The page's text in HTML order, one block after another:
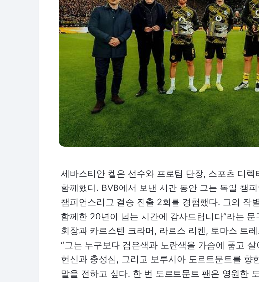
세바스티안 켈은 선수와 프로팀 단장, 스포츠 디
함께했다. BVB에서 보낸 시간 동안 그는 독일 챔
챔피언스리그 결승 진출 2회를 경험했다. 그의 작
함께한 20년이 넘는 시간에 감사드립니다”라는
회장과 카르스텐 크라머, 라르스 리켄, 토마스 트
“그는 누구보다 검은색과 노란색을 가슴에 품고
헌신과 충성심, 그리고 보루시아 도르트문트를 향
말을 전하고 싶다. 한 번 도르트문트 팬은 영원한